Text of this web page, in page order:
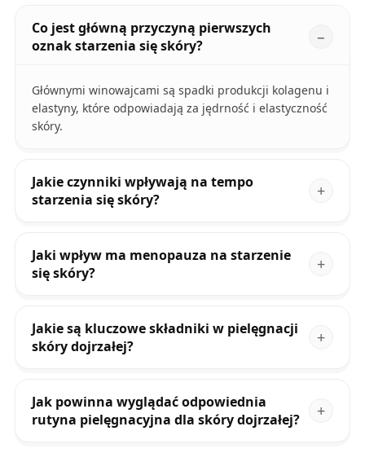
Co jest główną przyczyną pierwszych
oznak starzenia się skóry?
Głównymi winowajcami są spadki produkcji kolagenu i
elastyny, które odpowiadają za jędrność i elastyczność
skóry.
Jakie czynniki wpływają na tempo
starzenia się skóry?
Jaki wpływ ma menopauza na starzenie
się skóry?
Jakie są kluczowe składniki w pielęgnacji
skóry dojrzałej?
Jak powinna wyglądać odpowiednia
rutyna pielęgnacyjna dla skóry dojrzałej?